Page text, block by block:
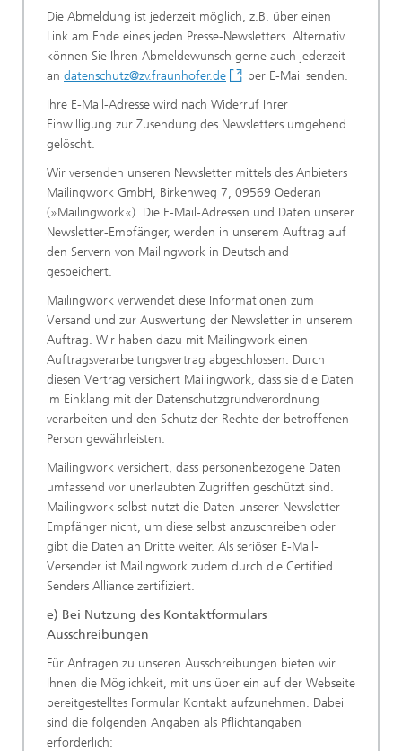
Die Abmeldung ist jederzeit möglich, z.B. über einen
Link am Ende eines jeden Presse-Newsletters. Alternativ
können Sie Ihren Abmeldewunsch gerne auch jederzeit
an datenschutz@zv.fraunhofer.de
per E-Mail senden.
Ihre E-Mail-Adresse wird nach Widerruf Ihrer
Einwilligung zur Zusendung des Newsletters umgehend
gelöscht.
Wir versenden unseren Newsletter mittels des Anbieters
Mailingwork GmbH, Birkenweg 7, 09569 Oederan
(»Mailingwork«). Die E-Mail-Adressen und Daten unserer
Newsletter-Empfänger, werden in unserem Auftrag auf
den Servern von Mailingwork in Deutschland
gespeichert.
Mailingwork verwendet diese Informationen zum
Versand und zur Auswertung der Newsletter in unserem
Auftrag. Wir haben dazu mit Mailingwork einen
Auftragsverarbeitungsvertrag abgeschlossen. Durch
diesen Vertrag versichert Mailingwork, dass sie die Daten
im Einklang mit der Datenschutzgrundverordnung
verarbeiten und den Schutz der Rechte der betroffenen
Person gewährleisten.
Mailingwork versichert, dass personenbezogene Daten
umfassend vor unerlaubten Zugriffen geschützt sind.
Mailingwork selbst nutzt die Daten unserer Newsletter-
Empfänger nicht, um diese selbst anzuschreiben oder
gibt die Daten an Dritte weiter. Als seriöser E-Mail-
Versender ist Mailingwork zudem durch die Certified
Senders Alliance zertifiziert.
e) Bei Nutzung des Kontaktformulars
Ausschreibungen
Für Anfragen zu unseren Ausschreibungen bieten wir
Ihnen die Möglichkeit, mit uns über ein auf der Webseite
bereitgestelltes Formular Kontakt aufzunehmen. Dabei
sind die folgenden Angaben als Pflichtangaben
erforderlich: